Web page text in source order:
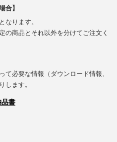
合】
なります。
の商品とそれ以外を分けてご注文く
て必要な情報（ダウンロード情報、
します。
品書